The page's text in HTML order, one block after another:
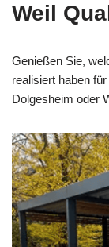
Weil
Genießen Sie,
realisiert haben
Dolgesheim oder